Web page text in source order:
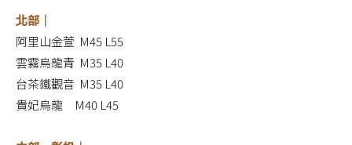
北部｜
阿里山金萱 M45 L55
雲霧烏龍青 M35 L40
台茶鐵觀音 M35 L40
貴妃烏龍 M40 L45